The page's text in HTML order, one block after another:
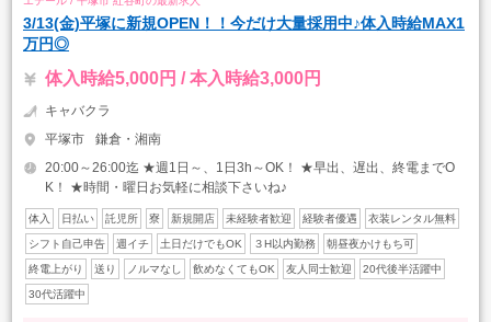
3/13(金)平塚に新規OPEN！！今だけ大量採用中♪体入時給MAX1
万円◎
体入時給5,000円 / 本入時給3,000円
キャバクラ
平塚市
鎌倉・湘南
20:00～26:00迄 ★週1日～、1日3h～OK！ ★早出、遅出、終電までO
K！ ★時間・曜日お気軽に相談下さいね♪
体入 日払い 託児所 寮 新規開店 未経験者歓迎 経験者優遇 衣装レンタル無料
シフト自己申告 週イチ 土日だけでもOK ３H以内勤務 朝昼夜かけもち可
終電上がり 送り ノルマなし 飲めなくてもOK 友人同士歓迎 20代後半活躍中
30代活躍中